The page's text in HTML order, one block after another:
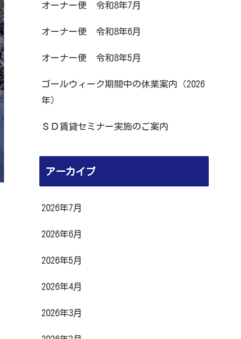
オーナー便 令和8年7月
オーナー便 令和8年6月
オーナー便 令和8年5月
ゴールウィーク期間中の休業案内（2026
年）
ＳＤ賃貸セミナー実施のご案内
アーカイブ
2026年7月
2026年6月
2026年5月
2026年4月
2026年3月